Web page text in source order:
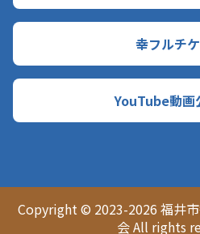
幸フルチ
YouTube動画
Copyright © 2023-2026 福井
会 All rights